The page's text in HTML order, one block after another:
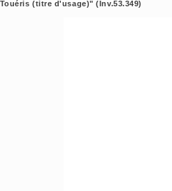
(titre d'usage)" (Inv.53.349)